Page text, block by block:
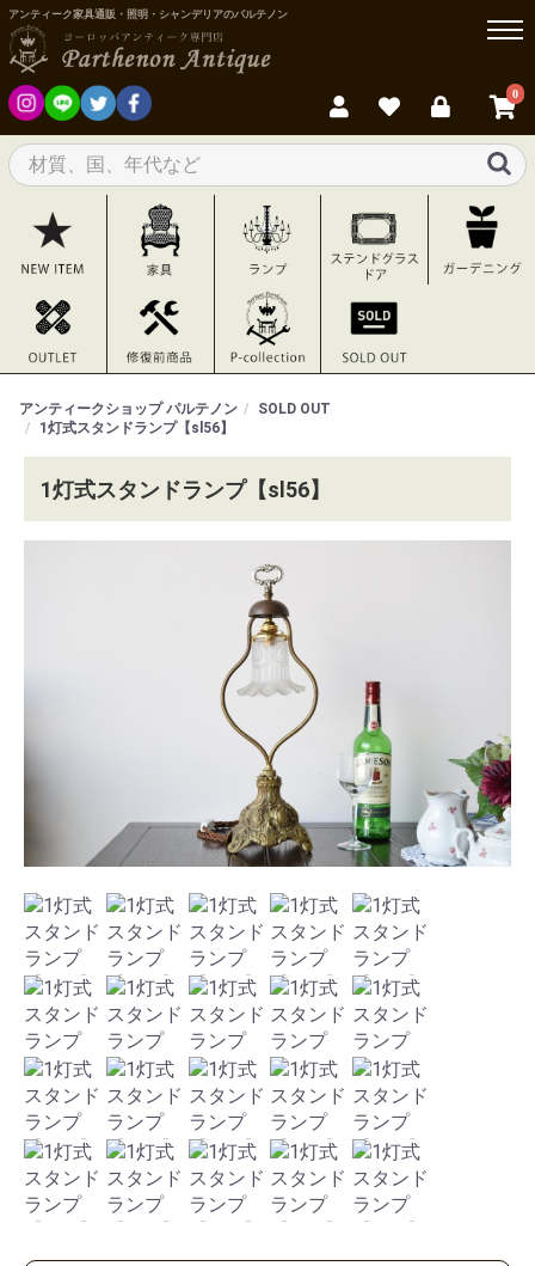
アンティーク家具通販・照明・シャンデリアのパルテノン
0
アンティークショップ パルテノン
SOLD OUT
1灯式スタンドランプ【sl56】
1灯式スタンドランプ【sl56】